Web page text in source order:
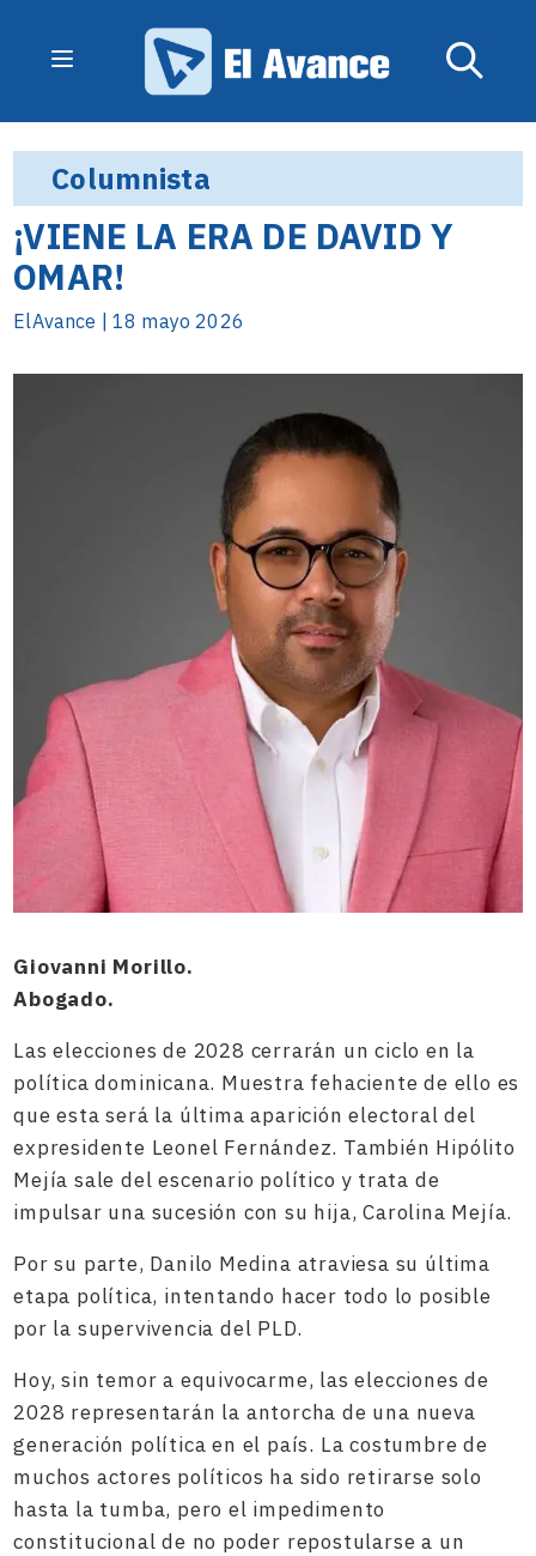
Columnista
¡VIENE LA ERA DE DAVID Y
OMAR!
ElAvance | 18 mayo 2026
Giovanni Morillo.
Abogado.
Las elecciones de 2028 cerrarán un ciclo en la
política dominicana. Muestra fehaciente de ello es
que esta será la última aparición electoral del
expresidente Leonel Fernández. También Hipólito
Mejía sale del escenario político y trata de
impulsar una sucesión con su hija, Carolina Mejía.
Por su parte, Danilo Medina atraviesa su última
etapa política, intentando hacer todo lo posible
por la supervivencia del PLD.
Hoy, sin temor a equivocarme, las elecciones de
2028 representarán la antorcha de una nueva
generación política en el país. La costumbre de
muchos actores políticos ha sido retirarse solo
hasta la tumba, pero el impedimento
constitucional de no poder repostularse a un